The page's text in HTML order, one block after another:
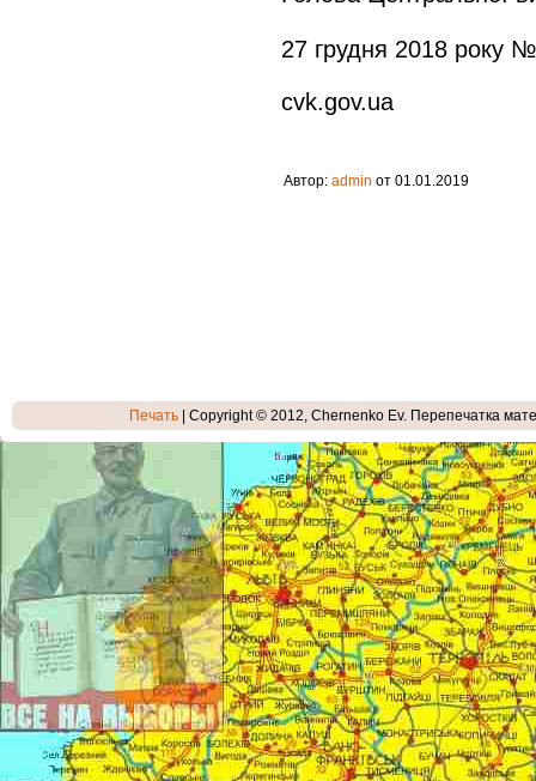
27 грудня 2018 року
cvk.gov.ua
Автор: admin от 01.01.2019
Печать | Copyright © 2012, Chernenko Ev. Перепечатка